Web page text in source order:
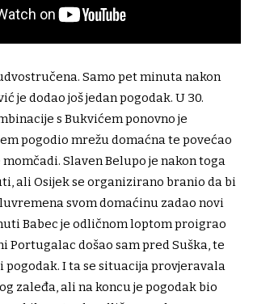
Samo pet minuta nakon
je dodao još jedan pogodak. U 30.
s Bukvićem ponovno je
pogodio mrežu domaćna te povećao
Slaven Belupo je nakon toga
ali Osijek se organizirano branio da bi
svom domaćinu zadao novi
Babec je odličnom loptom proigrao
Portugalac došao sam pred Suška, te
I ta se situacija provjeravala
zaleđa, ali na koncu je pogodak bio